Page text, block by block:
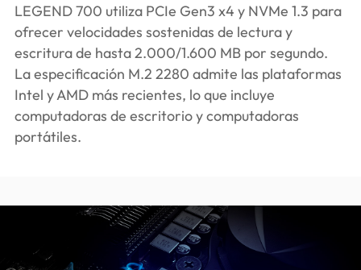
LEGEND 700 utiliza PCIe Gen3 x4 y NVMe 1.3 para
ofrecer velocidades sostenidas de lectura y
escritura de hasta 2.000/1.600 MB por segundo.
La especificación M.2 2280 admite las plataformas
Intel y AMD más recientes, lo que incluye
computadoras de escritorio y computadoras
portátiles.